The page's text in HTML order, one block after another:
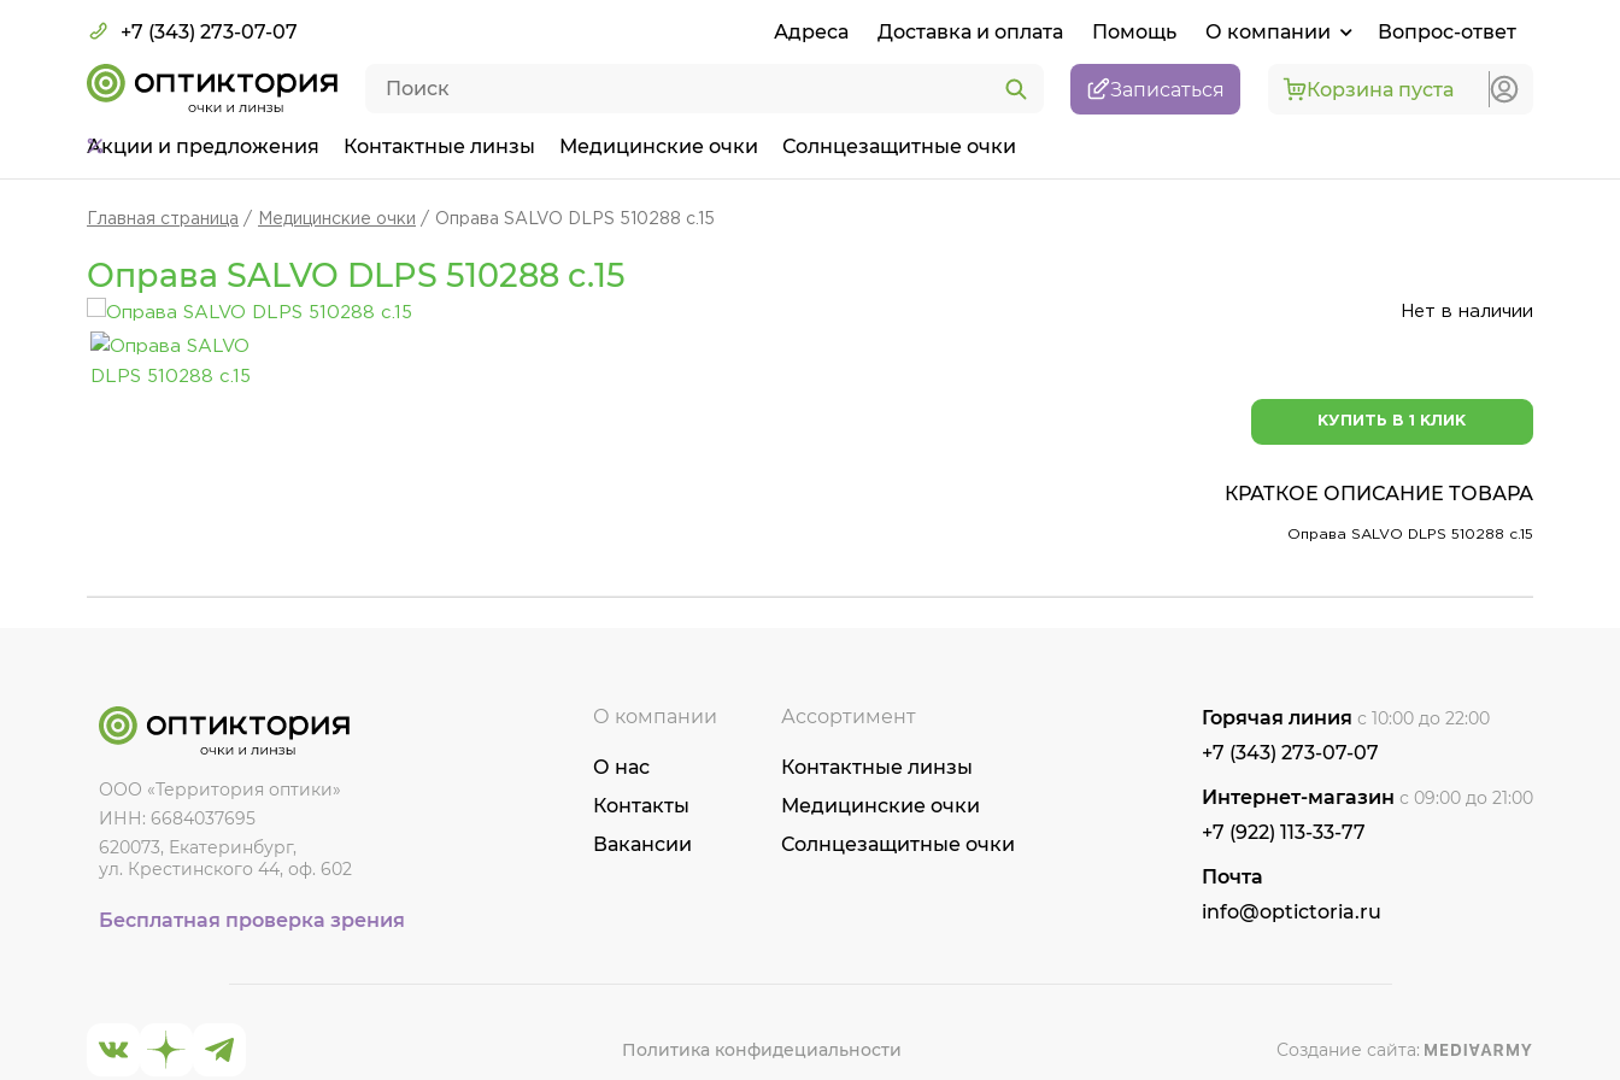
+7 (343) 273-07-07 Адреса Доставка и оплата Помощь О компании Вопрос-ответ
Записаться Корзина пуста
Акции и предложения Контактные линзы Медицинские очки Солнцезащитные очки
Главная страница Медицинские очки Оправа SALVO DLPS 510288 c.15
Оправа SALVO DLPS 510288 c.15
Нет в наличии
КУПИТЬ В 1 КЛИК
КРАТКОЕ ОПИСАНИЕ ТОВАРА
Оправа SALVO DLPS 510288 c.15
ООО «Территория оптики»
ИНН: 6684037695
620073, Екатеринбург,
ул. Крестинского 44, оф. 602
Бесплатная проверка зрения
О компании
О нас
Контакты
Вакансии
Ассортимент
Контактные линзы
Медицинские очки
Солнцезащитные очки
Горячая линия с 10:00 до 22:00
+7 (343) 273-07-07
Интернет-магазин с 09:00 до 21:00
+7 (922) 113-33-77
Почта
info@optictoria.ru
Политика конфидециальности Создание сайта: